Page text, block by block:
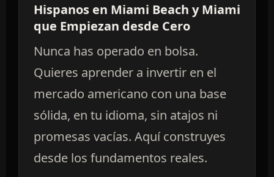
Hispanos en Miami Beach y Miami
que Empiezan desde Cero
Nunca has operado en bolsa.
Quieres aprender a invertir en el
mercado americano con una base
sólida, en tu idioma, sin atajos ni
promesas vacías. Aquí construyes
desde los fundamentos reales.